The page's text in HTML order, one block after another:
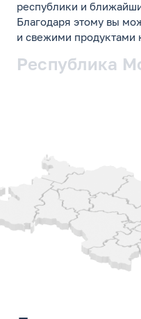
республики и
Благодаря этому вы
и свежими продуктами
Республика